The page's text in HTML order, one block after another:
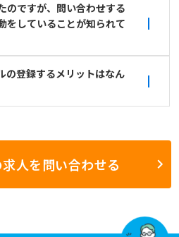
のですが、問い合わせする
をしていることが知られて
の登録するメリットはなん
求人を問い合わせる